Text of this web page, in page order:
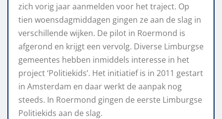
zich vorig jaar aanmelden voor het traject. Op
tien woensdagmiddagen gingen ze aan de slag in
verschillende wijken. De pilot in Roermond is
afgerond en krijgt een vervolg. Diverse Limburgse
gemeentes hebben inmiddels interesse in het
project ‘Politiekids’. Het initiatief is in 2011 gestart
in Amsterdam en daar werkt de aanpak nog
steeds. In Roermond gingen de eerste Limburgse
Politiekids aan de slag.